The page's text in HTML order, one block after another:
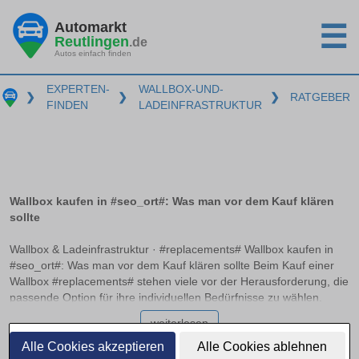
Alle Cookies akzeptieren Alle Cookies ablehnen
Automarkt
Reutlingen.de
Autos einfach finden ☰
❯
EXPERTEN-
FINDEN
❯
WALLBOX-UND-
LADEINFRASTRUKTUR
❯ RATGEBER
Wallbox kaufen in #seo_ort#: Was man vor dem Kauf klären
sollte
Wallbox & Ladeinfrastruktur · #replacements# Wallbox kaufen in
#seo_ort#: Was man vor dem Kauf klären sollte Beim Kauf einer
Wallbox #replacements# stehen viele vor der Herausforderung, die
passende Option für ihre individuellen Bedürfnisse zu wählen.
Essentielle Entscheidungskriterien wie Ladeleistung, Anschlussart
und Smart-Charging-Funktionen spielen hierbei eine
entscheidende Rolle. In diesem Ratgeber erhalten Sie
weiterlesen